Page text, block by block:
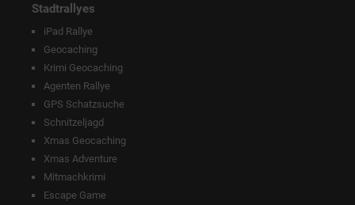
Stadtrallyes
iPad Rallye
Geocaching
Krimi Geocaching
Agenten Rallye
GPS Schatzsuche
Schnitzeljagd
Xmas Geocaching
Xmas Adventure
Mitmachkrimi
Escape Game